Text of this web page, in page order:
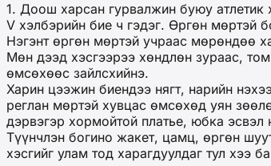
1. Доош харсан гурвалжин буюу атлетик
V хэлбэрийн бие ч гэдэг. Өргөн мөртэй
Нэгэнт өргөн мөртэй учраас мөрөндөө
Мөн дээд хэсгээрээ хөндлөн зураас,
өмсөхөөс зайлсхийнэ.
Харин цээжин биендээ нягт, нарийн
реглан мөртэй хувцас өмсөхөд уян
дэрвэгэр хормойтой платье, юбка
Түүнчлэн богино жакет, цамц, өргөн
хэсгийг улам тод харагдуулдаг тул хээ